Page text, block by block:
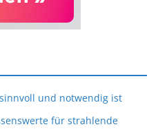
und notwendig ist
für strahlende